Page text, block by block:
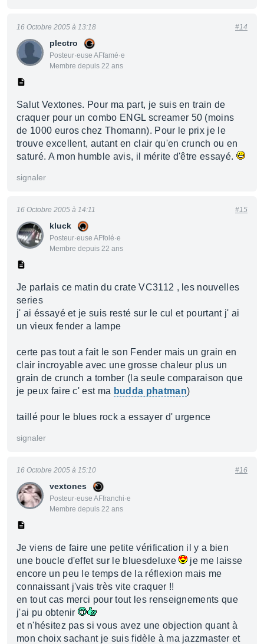
plectro
Posteur·euse AFfamé·e
Membre depuis 22 ans
16 Octobre 2005 à 13:18 #14
Salut Vextones. Pour ma part, je suis en train de
craquer pour un combo ENGL screamer 50 (moins
de 1000 euros chez Thomann). Pour le prix je le
trouve excellent, autant en clair qu'en crunch ou en
saturé. A mon humble avis, il mérite d'être essayé.
signaler
kluck
Posteur·euse AFfolé·e
Membre depuis 22 ans
16 Octobre 2005 à 14:11 #15
Je parlais ce matin du crate VC3112 , les nouvelles
series
j' ai éssayé et je suis resté sur le cul et pourtant j' ai
un vieux fender a lampe
certe pas tout a fait le son Fender mais un grain en
clair incroyable avec une grosse chaleur plus un
grain de crunch a tomber (la seule comparaison que
je peux faire c' est ma budda phatman)
taillé pour le blues rock a essayer d' urgence
signaler
vextones
Posteur·euse AFfranchi·e
Membre depuis 22 ans
16 Octobre 2005 à 15:10 #16
Je viens de faire une petite vérification il y a bien
une boucle d'effet sur le bluesdeluxe
je me laisse
encore un peu le temps de la réflexion mais me
connaissant j'vais très vite craquer !!
en tout cas merci pour tout les renseignements que
j'ai pu obtenir
et n'hésitez pas si vous avez une objection quant à
mon choix sachant je suis fidèle à ma jazzmaster et